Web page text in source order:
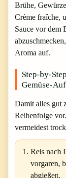
Brühe,
Crème fraîche,
Sauce vor dem
Aroma auf.
Step-by-
Gemüse-
Damit alles gut
Reihenfolge
vermeidest
Reis nach
vorgaren,
abgießen.